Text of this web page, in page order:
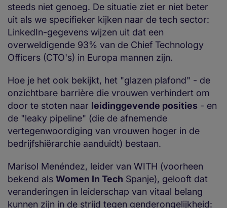
steeds niet genoeg. De situatie ziet er niet beter
uit als we specifieker kijken naar de tech sector:
LinkedIn-gegevens wijzen uit dat een
overweldigende 93% van de Chief Technology
Officers (CTO's) in Europa mannen zijn.
Hoe je het ook bekijkt, het "glazen plafond" - de
onzichtbare barrière die vrouwen verhindert om
door te stoten naar leidinggevende posities - en
de "leaky pipeline" (die de afnemende
vertegenwoordiging van vrouwen hoger in de
bedrijfshiërarchie aanduidt) bestaan.
Marisol Menéndez, leider van WITH (voorheen
bekend als Women In Tech Spanje), gelooft dat
veranderingen in leiderschap van vitaal belang
kunnen zijn in de strijd tegen genderongelijkheid: